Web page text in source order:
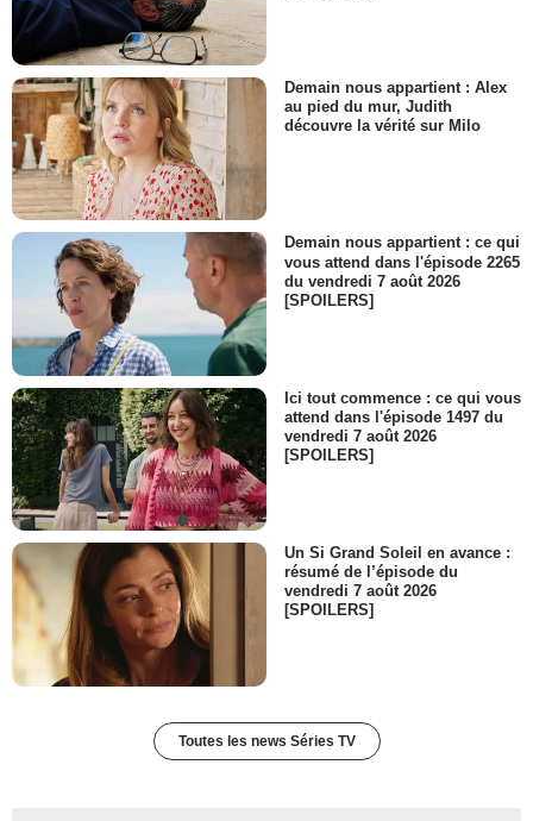
Demain nous appartient : Alex
au pied du mur, Judith
découvre la vérité sur Milo
Demain nous appartient : ce qui
vous attend dans l'épisode 2265
du vendredi 7 août 2026
[SPOILERS]
Ici tout commence : ce qui vous
attend dans l'épisode 1497 du
vendredi 7 août 2026
[SPOILERS]
Un Si Grand Soleil en avance :
résumé de l’épisode du
vendredi 7 août 2026
[SPOILERS]
Toutes les news Séries TV